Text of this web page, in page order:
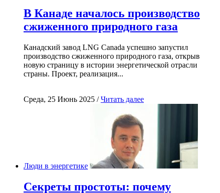
В Канаде началось производство
сжиженного природного газа
Канадский завод LNG Canada успешно запустил
производство сжиженного природного газа, открыв
новую страницу в истории энергетической отрасли
страны. Проект, реализация...
Среда, 25 Июнь 2025 /Читать далее
Люди в энергетике
Секреты простоты: почему